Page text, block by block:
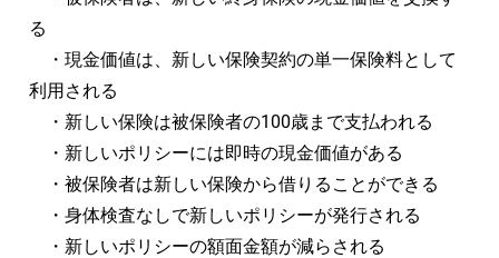
る
・現金価値は、新しい保険契約の単一保険料として
利用される
・新しい保険は被保険者の100歳まで支払われる
・新しいポリシーには即時の現金価値がある
・被保険者は新しい保険から借りることができる
・身体検査なしで新しいポリシーが発行される
・新しいポリシーの額面金額が減らされる